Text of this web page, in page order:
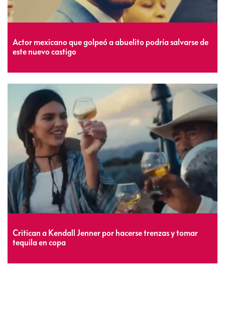
Actor mexicano que golpeó a abuelito podría salvarse de
este nuevo castigo
Critican a Kendall Jenner por hacerse trenzas y tomar
tequila en copa